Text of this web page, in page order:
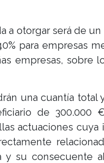
a otorgar será de un
para empresas
empresas, sobre
una cuantía total
de 300.000
actuaciones cuya
y su consecuente